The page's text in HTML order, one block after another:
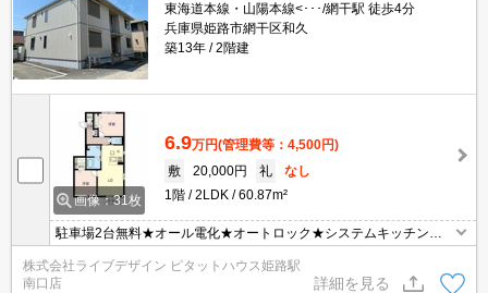
東海道本線・山陽本線<･･･/網干駅 徒歩4分
兵庫県姫路市網干区和久
築13年
2階建
画像：31枚
6.9万円(管理費等：4,500円)
敷
20,000円 礼
なし
1階
2LDK 60.87m²
駐車場2台無料★オール電化★オートロック★システムキッチン★T
Vドアホン★
株式会社ライブデザイン ピタットハウス姫路駅
南口店
詳細を見る